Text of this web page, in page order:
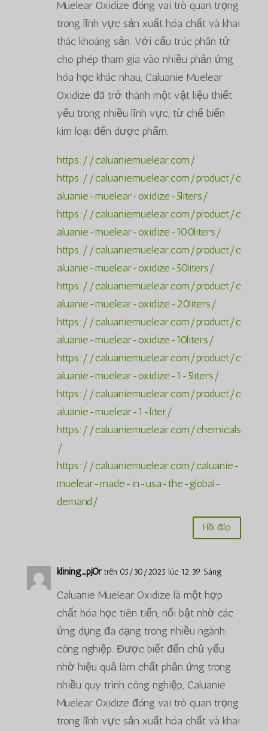
Muelear Oxidize đóng vai trò quan trọng
trong lĩnh vực sản xuất hóa chất và khai
thác khoáng sản. Với cấu trúc phân tử
cho phép tham gia vào nhiều phản ứng
hóa học khác nhau, Caluanie Muelear
Oxidize đã trở thành một vật liệu thiết
yếu trong nhiều lĩnh vực, từ chế biến
kim loại đến dược phẩm.
https://caluaniemuelear.com/
https://caluaniemuelear.com/product/c
aluanie-muelear-oxidize-5liters/
https://caluaniemuelear.com/product/c
aluanie-muelear-oxidize-100liters/
https://caluaniemuelear.com/product/c
aluanie-muelear-oxidize-50liters/
https://caluaniemuelear.com/product/c
aluanie-muelear-oxidize-20liters/
https://caluaniemuelear.com/product/c
aluanie-muelear-oxidize-10liters/
https://caluaniemuelear.com/product/c
aluanie-muelear-oxidize-1-5liters/
https://caluaniemuelear.com/product/c
aluanie-muelear-1-liter/
https://caluaniemuelear.com/chemicals
/
https://caluaniemuelear.com/caluanie-
muelear-made-in-usa-the-global-
demand/
Hồi đáp
klining_pjOr trên 05/30/2025 lúc 12:39 Sáng
Caluanie Muelear Oxidize là một hợp
chất hóa học tiên tiến, nổi bật nhờ các
ứng dụng đa dạng trong nhiều ngành
công nghiệp. Được biết đến chủ yếu
nhờ hiệu quả làm chất phản ứng trong
nhiều quy trình công nghiệp, Caluanie
Muelear Oxidize đóng vai trò quan trọng
trong lĩnh vực sản xuất hóa chất và khai